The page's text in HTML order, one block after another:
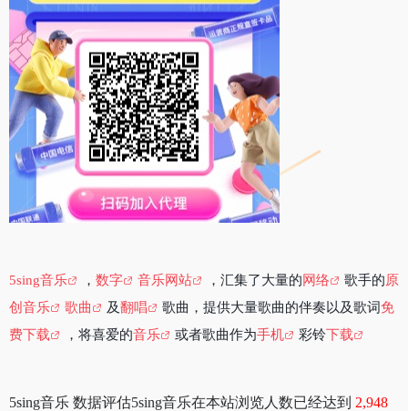
5sing音乐 ， 数字 音乐网站 ，汇集了大量的网络 歌手的原
创音乐
歌曲 及翻唱 歌曲，提供大量歌曲的伴奏以及歌词免
费下载
，将喜爱的音乐 或者歌曲作为手机 彩铃下载
5sing音乐 数据评估5sing音乐在本站浏览人数已经达到 2,948